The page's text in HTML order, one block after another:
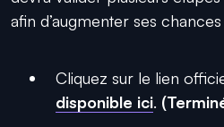
afin d’augmenter ses
Cliquez sur le lien
disponible ici.